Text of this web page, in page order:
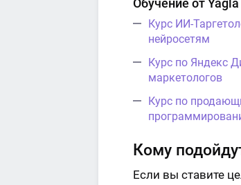
Обучение от Yagla
Курс ИИ-
нейросетям
Курс по Яндекс
маркетологов
Курс по
Кому
Если вы ставите